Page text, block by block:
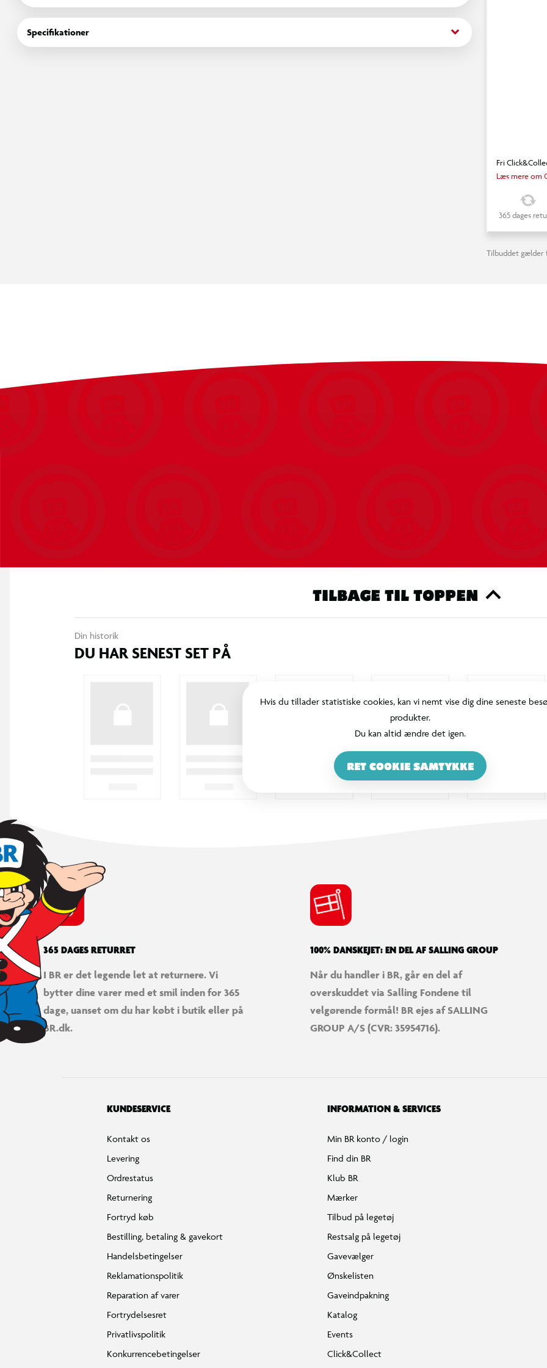
cement"" til deres byggeprojekter. Den robuste konstruktion sikrer, at bilen kan klare timevis af sjov og aktiv
leg.
Specifikationer keyboard_arrow_down
Fri
Læs mere om
365 dages
Tilbuddet gælder
TILBAGE TIL TOPPEN
Din historik
DU HAR SENEST SET PÅ
Hvis du tillader statistiske cookies, kan vi nemt vise dig dine seneste
produkter.
Du kan altid ændre det igen.
RET COOKIE SAMTYKKE
365 DAGES RETURRET
I BR er det legende let at returnere. Vi
bytter dine varer med et smil inden for 365
dage, uanset om du har købt i butik eller på
BR.dk.
100% DANSKEJET: EN DEL AF SALLING GROUP
Når du handler i BR, går en del af
overskuddet via Salling Fondene til
velgørende formål! BR ejes af SALLING
GROUP A/S (CVR: 35954716).
KUNDESERVICE
Kontakt os
Levering
Ordrestatus
Returnering
Fortryd køb
Bestilling, betaling & gavekort
Handelsbetingelser
Reklamationspolitik
Reparation af varer
Fortrydelsesret
Privatlivspolitik
Konkurrencebetingelser
INFORMATION & SERVICES
Min BR konto / login
Find din BR
Klub BR
Mærker
Tilbud på legetøj
Restsalg på legetøj
Gavevælger
Ønskelisten
Gaveindpakning
Katalog
Events
Click&Collect